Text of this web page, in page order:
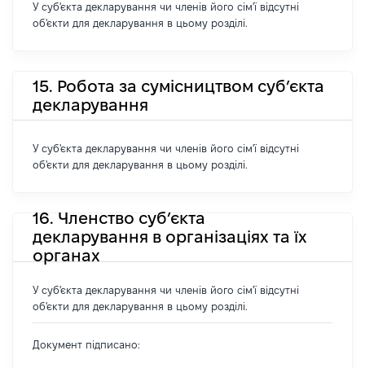
У суб'єкта декларування чи членів його сім'ї відсутні
об'єкти для декларування в цьому розділі.
15. Робота за сумісництвом суб’єкта
декларування
У суб'єкта декларування чи членів його сім'ї відсутні
об'єкти для декларування в цьому розділі.
16. Членство суб’єкта
декларування в організаціях та їх
органах
У суб'єкта декларування чи членів його сім'ї відсутні
об'єкти для декларування в цьому розділі.
Документ підписано: